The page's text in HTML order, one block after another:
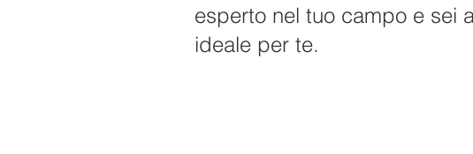
esperto nel tuo campo e sei
ideale per te.